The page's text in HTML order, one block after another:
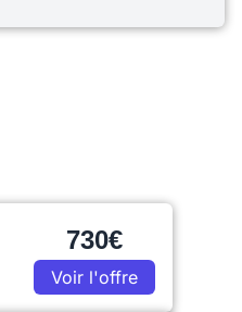
730€
Voir l'offre